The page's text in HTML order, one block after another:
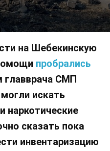
на Шебекинскую
пробрались
СМП
искать
наркотические
сказать пока
инвентаризацию